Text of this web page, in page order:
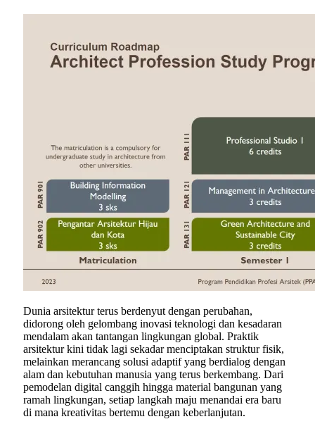
Dunia arsitektur terus berdenyut dengan perubahan,
didorong oleh gelombang inovasi teknologi dan kesadaran
mendalam akan tantangan lingkungan global. Praktik
arsitektur kini tidak lagi sekadar menciptakan struktur fisik,
melainkan merancang solusi adaptif yang berdialog dengan
alam dan kebutuhan manusia yang terus berkembang. Dari
pemodelan digital canggih hingga material bangunan yang
ramah lingkungan, setiap langkah maju menandai era baru
di mana kreativitas bertemu dengan keberlanjutan.